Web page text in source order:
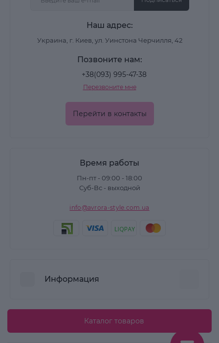
Наш адрес:
Украина, г. Киев, ул. Уинстона Черчилля, 42
Позвоните нам:
+38(093) 995-47-38
Перезвоните мне
Перейти в контакты
Время работы
Пн-пт - 09:00 - 18:00
Суб-Вс - выходной
info@avrora-style.com.ua
Информация
Пользовательское соглашение
Каталог товаров